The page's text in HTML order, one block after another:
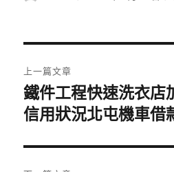
章
導
覽
上一篇文章
上
一
文
章:
鐵件工程快速洗衣店
信用狀況北屯機車借